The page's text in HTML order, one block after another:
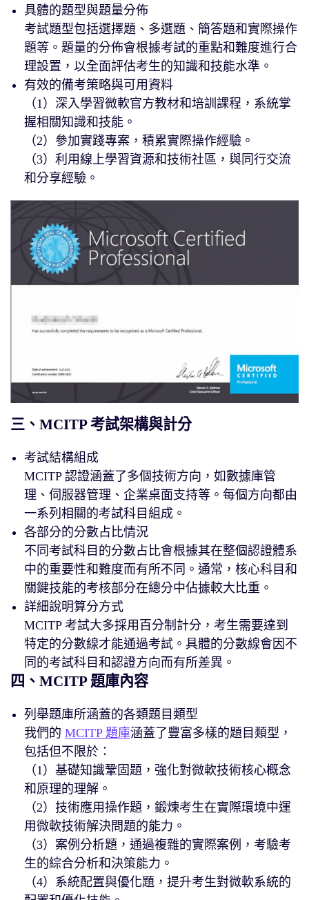
具體的題型與題量分佈
考試題型包括選擇題、多選題、簡答題和實際操作
題等。題量的分佈會根據考試的重點和難度進行合
理設置，以全面評估考生的知識和技能水準。
有效的備考策略與可用資料
（1）深入學習微軟官方教材和培訓課程，系統掌
握相關知識和技能。
（2）參加實踐專案，積累實際操作經驗。
（3）利用線上學習資源和技術社區，與同行交流
和分享經驗。
三、MCITP 考試架構與計分
考試結構組成
MCITP 認證涵蓋了多個技術方向，如數據庫管
理、伺服器管理、企業桌面支持等。每個方向都由
一系列相關的考試科目組成。
各部分的分數占比情況
不同考試科目的分數占比會根據其在整個認證體系
中的重要性和難度而有所不同。通常，核心科目和
關鍵技能的考核部分在總分中佔據較大比重。
詳細說明算分方式
MCITP 考試大多採用百分制計分，考生需要達到
特定的分數線才能通過考試。具體的分數線會因不
同的考試科目和認證方向而有所差異。
四、MCITP 題庫內容
列舉題庫所涵蓋的各類題目類型
我們的 MCITP 題庫涵蓋了豐富多樣的題目類型，
包括但不限於：
（1）基礎知識鞏固題，強化對微軟技術核心概念
和原理的理解。
（2）技術應用操作題，鍛煉考生在實際環境中運
用微軟技術解決問題的能力。
（3）案例分析題，通過複雜的實際案例，考驗考
生的綜合分析和決策能力。
（4）系統配置與優化題，提升考生對微軟系統的